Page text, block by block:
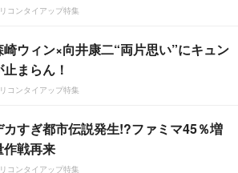
コンタイアップ特集
崎ウィン×向井康二“両片思い”にキュン
止まらん！
コンタイアップ特集
カすぎ都市伝説発生!?ファミマ45％増
作戦再来
コンタイアップ特集